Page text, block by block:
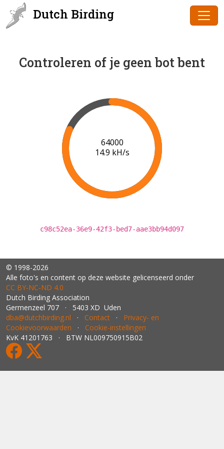
Dutch Birding
Controleren of je geen bot bent
65000
14.8 kH/s
c98c52ea-36e9-42f3-bed7-aae3bb94d097
© 1998-2026
Alle foto's en content op deze website gelicenseerd onder
CC BY‑NC‑ND 4.0
Dutch Birding Association
Germenzeel 707 · 5403 XD Uden
dba@dutchbirding.nl · Contact · Privacy- en
Cookievoorwaarden · Cookie-instellingen
KvK 41201763 · BTW NL009750915B02